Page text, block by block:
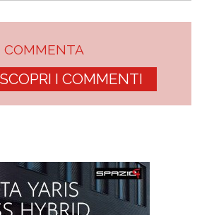
COMMENTA
I COMMENTI